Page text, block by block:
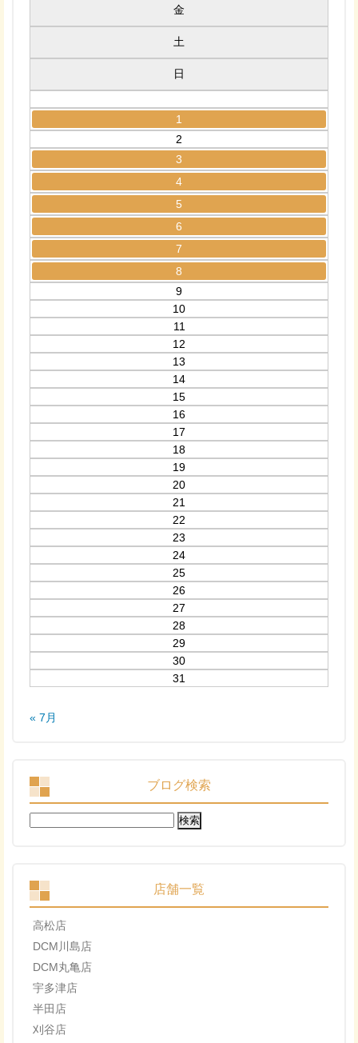
金
土
日
1
2
3
4
5
6
7
8
9
10
11
12
13
14
15
16
17
18
19
20
21
22
23
24
25
26
27
28
29
30
31
« 7月
ブログ検索
検
索:
店舗一覧
高松店
DCM川島店
DCM丸亀店
宇多津店
半田店
刈谷店